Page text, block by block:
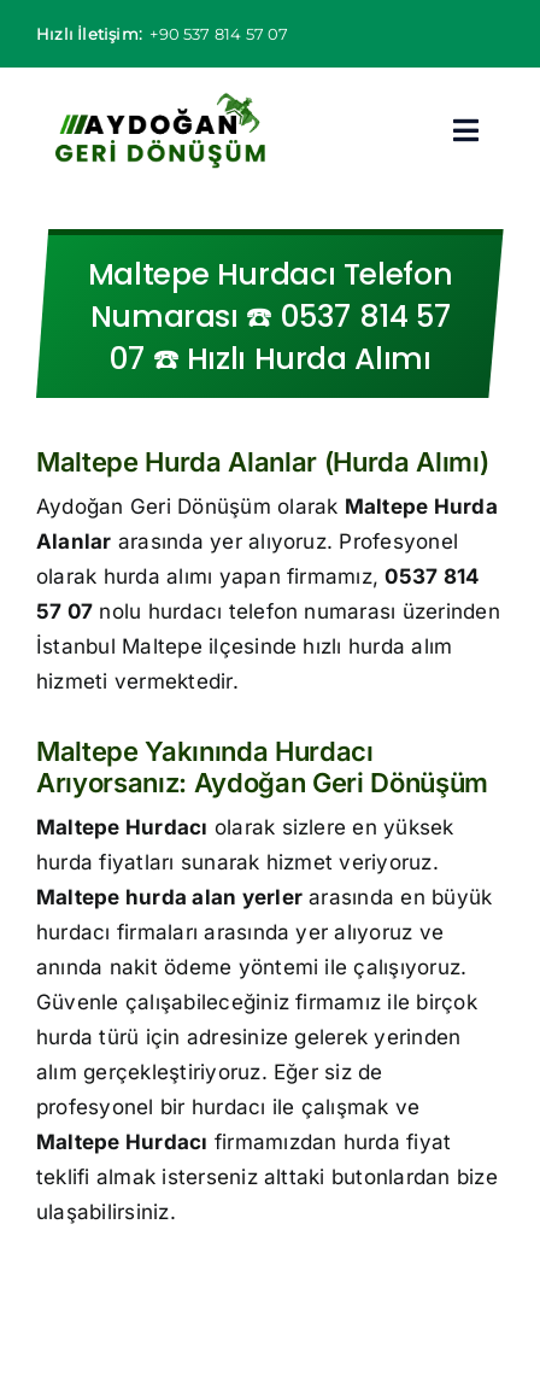
Hızlı İletişim: +90 537 814 57 07
Hurda Fiyatları
Hizmet Bölgeleri
Hakkımızda
İletişim
Maltepe Hurdacı Telefon
Numarası ☎️ 0537 814 57
07 ☎️ Hızlı Hurda Alımı
Maltepe Hurda Alanlar (Hurda Alımı)
Aydoğan Geri Dönüşüm olarak Maltepe Hurda
Alanlar arasında yer alıyoruz. Profesyonel
olarak hurda alımı yapan firmamız,0537 814
57 07 nolu hurdacı telefon numarası üzerinden
İstanbul Maltepe ilçesinde hızlı hurda alım
hizmeti vermektedir.
Maltepe Yakınında Hurdacı
Arıyorsanız: Aydoğan Geri Dönüşüm
Maltepe Hurdacı olarak sizlere en yüksek
hurda fiyatları sunarak hizmet veriyoruz.
Maltepe hurda alan yerlerarasında en büyük
hurdacı firmaları arasında yer alıyoruz ve
anında nakit ödeme yöntemi ile çalışıyoruz.
Güvenle çalışabileceğiniz firmamız ile birçok
hurda türü için adresinize gelerek yerinden
alım gerçekleştiriyoruz. Eğer siz de
profesyonel bir hurdacı ile çalışmak ve
Maltepe Hurdacı firmamızdan hurda fiyat
teklifi almak isterseniz alttaki butonlardan bize
ulaşabilirsiniz.